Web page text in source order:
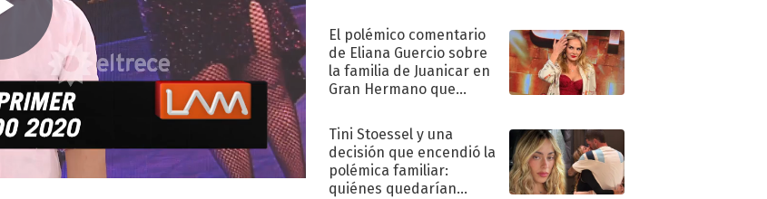
El polémico comentario
de Eliana Guercio sobre
la familia de Juanicar en
Gran Hermano que
Tini Stoessel y una
decisión que encendió la
polémica familiar:
quiénes quedarían